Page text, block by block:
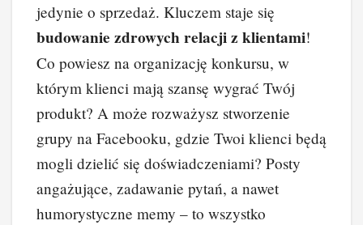
jedynie o sprzedaż. Kluczem staje się
budowanie zdrowych relacji z klientami!
Co powiesz na organizację konkursu, w
którym klienci mają szansę wygrać Twój
produkt? A może rozważysz stworzenie
grupy na Facebooku, gdzie Twoi klienci będą
mogli dzielić się doświadczeniami? Posty
angażujące, zadawanie pytań, a nawet
humorystyczne memy – to wszystko